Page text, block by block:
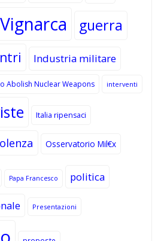
guerra
Industria militare
Abolish Nuclear Weapons interventi
Italia ripensaci
Osservatorio Mil€x
Papa Francesco politica
Presentazioni